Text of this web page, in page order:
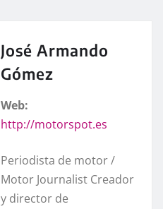
José Armando
Gómez
Web:
http://motorspot.es
Periodista de motor /
Motor Journalist Creador
y director de